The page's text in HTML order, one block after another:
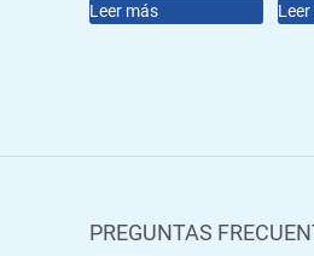
Leer más
PREGUNTAS